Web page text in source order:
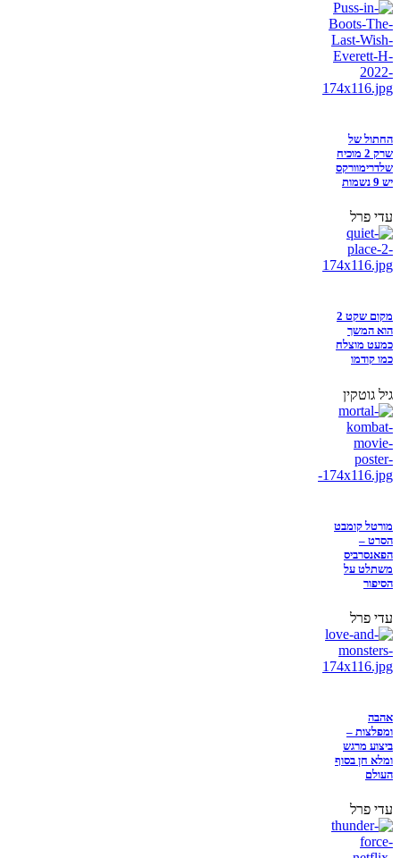
החתול של
שרק 2 מוכיח
שלדרימוורקס
יש 9 נשמות
עדי פרל
מקום שקט 2
הוא המשך
כמעט מוצלח
כמו קודמו
גיל גוטקין
מורטל קומבט
הסרט –
הפאנסרביס
משתלט על
הסיפור
עדי פרל
אהבה
ומפלצות –
ביצוע מרגש
ומלא חן בסוף
העולם
עדי פרל